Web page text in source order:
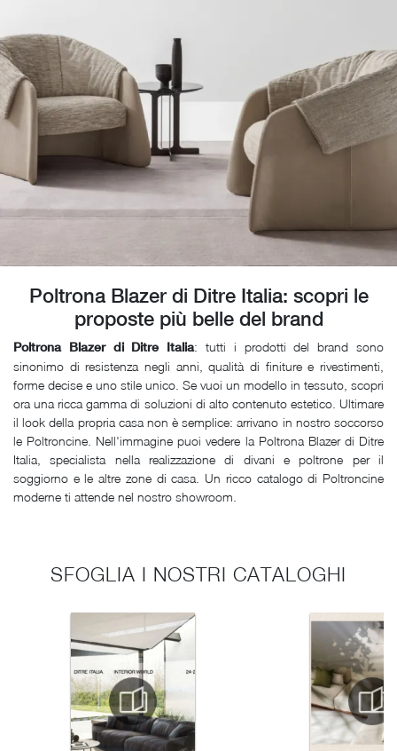
Poltrona Blazer di Ditre Italia: scopri le
proposte più belle del brand
Poltrona Blazer di Ditre Italia: tutti i prodotti del brand sono
sinonimo di resistenza negli anni, qualità di finiture e rivestimenti,
forme decise e uno stile unico. Se vuoi un modello in tessuto, scopri
ora una ricca gamma di soluzioni di alto contenuto estetico. Ultimare
il look della propria casa non è semplice: arrivano in nostro soccorso
le Poltroncine. Nell'immagine puoi vedere la Poltrona Blazer di Ditre
Italia, specialista nella realizzazione di divani e poltrone per il
soggiorno e le altre zone di casa. Un ricco catalogo di Poltroncine
moderne ti attende nel nostro showroom.
SFOGLIA I NOSTRI CATALOGHI